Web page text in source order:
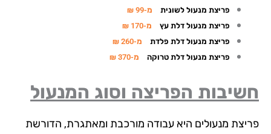
פריצת מנעול לשונית
מ-99 ₪
פריצת מנעול דלת עץ
מ-170 ₪
פריצת מנעול דלת פלדת
מ-260 ₪
פריצת מנעול דלת טרוקה
מ-370 ₪
הפריצה וסוג המנעול
מנעולים היא עבודה מורכבת ומאתגרת, הדורשת